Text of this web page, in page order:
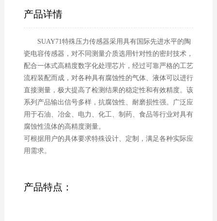
产品详情
SUAY71特殊压力传感器采用具有国际先进水平的陶
瓷电容传感器，对不同测量介质选用针对性的密封技术，
配合一体式高精度数字化处理芯片，经过可靠严格的工艺
流程装配而成，对各种具有腐蚀性的气体、液体可以进行
直接测量，极大提高了检测结果的稳定性和有效精度。该
系列产品输出信号多样，抗腐蚀性、耐磨损性强。广泛应
用于石油、冶金、电力、化工、制药、食品等行业对具有
腐蚀性流体的高精度测量。
可根据用户的具体要求特殊设计、定制，满足各种实际应
用需求。
产品特点：